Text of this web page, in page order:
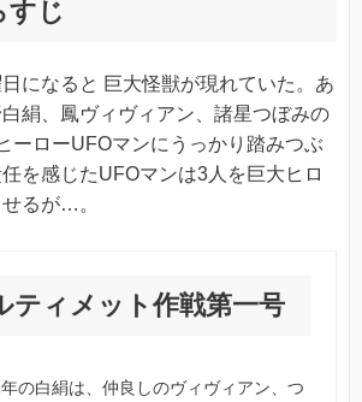
すじ
になると 巨大怪獣が現れていた。あ
絹、鳳ヴィヴィアン、諸星つぼみの
ーローUFOマンにうっかり踏みつぶ
を感じたUFOマンは3人を巨大ヒロ
るが…。
ティメット作戦第一号
の白絹は、仲良しのヴィヴィアン、つ